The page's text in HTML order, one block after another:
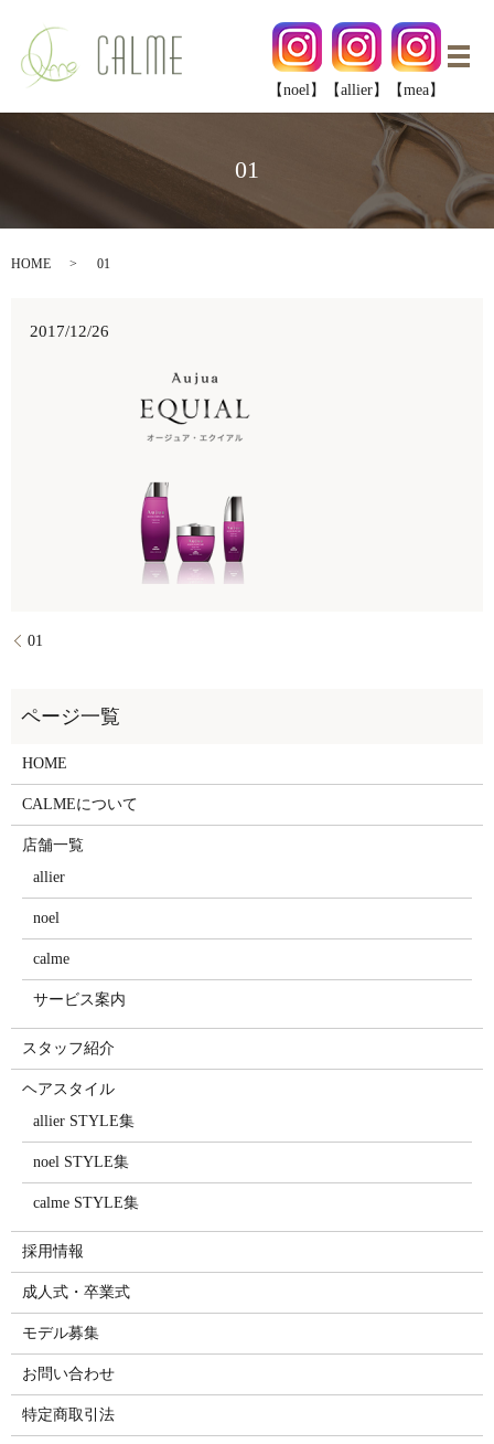
メ
【noel】
【allier】 【mea】
01
HOME 01
2017/12/26
01
HOME
CALMEについて
店舗一覧
allier
noel
calme
サービス案内
スタッフ紹介
ヘアスタイル
allier STYLE集
noel STYLE集
calme STYLE集
採用情報
成人式・卒業式
モデル募集
お問い合わせ
特定商取引法